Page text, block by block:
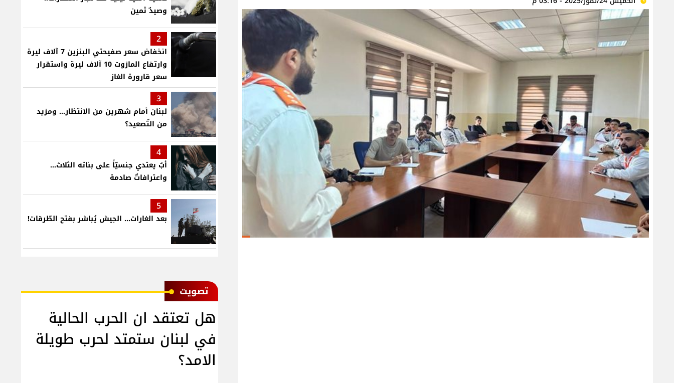
وصيدٌ ثمين
2
انخفاض سعر صفيحتي البنزين 7 آلاف ليرة
وارتفاع المازوت 10 آلاف ليرة واستقرار
سعر قارورة الغاز
3
لبنان أمام شهرين من الانتظار... ومزيد
من التّصعيد؟
4
أبٌ يعتدي جنسيّاً على بناته الثلاث…
واعترافاتٌ صادمة
5
بعد الغارات... الجيش يُباشر بفتح الطّرقات!
ﺗﺼﻮﻳﺖ
هل تعتقد ان الحرب الحالية
في لبنان ستمتد لحرب طويلة
الامد؟